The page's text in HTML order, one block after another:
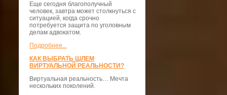
Еще сегодня благополучный
человек, завтра может столкнуться с
ситуацией, когда срочно
потребуется защита по уголовным
делам адвокатом.
Подробнее...
КАК ВЫБРАТЬ ШЛЕМ
ВИРТУАЛЬНОЙ РЕАЛЬНОСТИ?
Виртуальная реальность… Мечта
нескольких поколений.